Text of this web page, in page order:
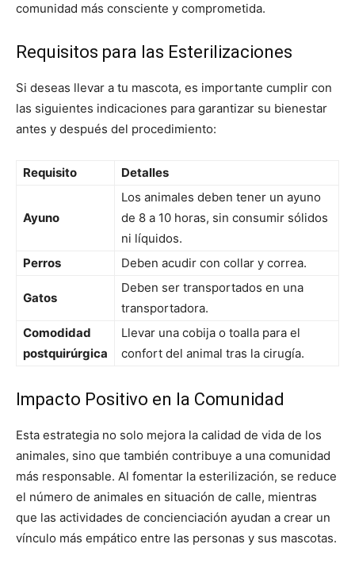
comunidad más consciente y comprometida.
Requisitos para las Esterilizaciones
Si deseas llevar a tu mascota, es importante cumplir con
las siguientes indicaciones para garantizar su bienestar
antes y después del procedimiento:
Requisito Detalles
Ayuno
Los animales deben tener un ayuno
de 8 a 10 horas, sin consumir sólidos
ni líquidos.
Perros
Deben acudir con collar y correa.
Gatos
Deben ser transportados en una
transportadora.
Comodidad
postquirúrgica
Llevar una cobija o toalla para el
confort del animal tras la cirugía.
Impacto Positivo en la Comunidad
Esta estrategia no solo mejora la calidad de vida de los
animales, sino que también contribuye a una comunidad
más responsable. Al fomentar la esterilización, se reduce
el número de animales en situación de calle, mientras
que las actividades de concienciación ayudan a crear un
vínculo más empático entre las personas y sus mascotas.